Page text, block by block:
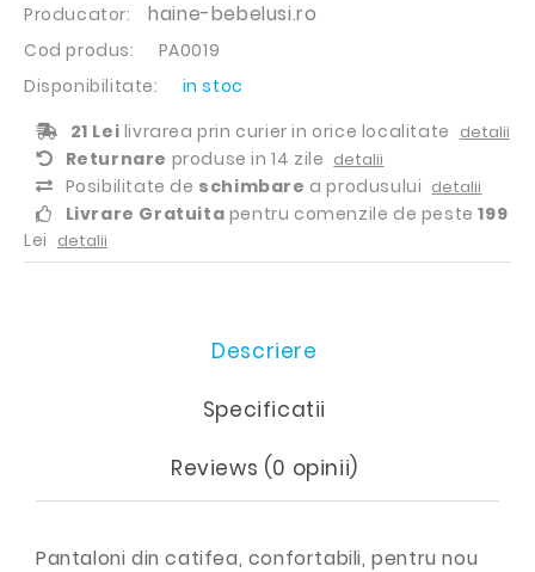
Producator: haine-bebelusi.ro
Cod produs:
PA0019
Disponibilitate:
in stoc
21 Lei livrarea prin curier in orice localitate detalii
Returnare produse in 14 zile detalii
Posibilitate de schimbare a produsului detalii
Livrare Gratuita pentru comenzile de peste199
Lei detalii
Descriere
Specificatii
Reviews (0 opinii)
Pantaloni din catifea, confortabili, pentru nou